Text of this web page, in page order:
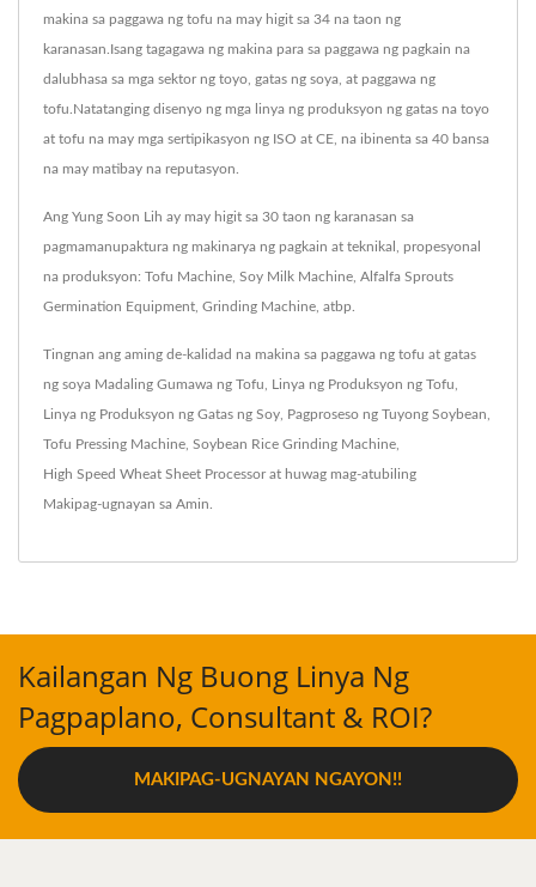
makina sa paggawa ng tofu na may higit sa 34 na taon ng
karanasan.Isang tagagawa ng makina para sa paggawa ng pagkain na
dalubhasa sa mga sektor ng toyo, gatas ng soya, at paggawa ng
tofu.Natatanging disenyo ng mga linya ng produksyon ng gatas na toyo
at tofu na may mga sertipikasyon ng ISO at CE, na ibinenta sa 40 bansa
na may matibay na reputasyon.
Ang Yung Soon Lih ay may higit sa 30 taon ng karanasan sa
pagmamanupaktura ng makinarya ng pagkain at teknikal, propesyonal
na produksyon: Tofu Machine, Soy Milk Machine, Alfalfa Sprouts
Germination Equipment, Grinding Machine, atbp.
Tingnan ang aming de-kalidad na makina sa paggawa ng tofu at gatas
ng soya Madaling Gumawa ng Tofu Linya ng Produksyon ng Tofu
Linya ng Produksyon ng Gatas ng Soy Pagproseso ng Tuyong Soybean
Tofu Pressing Machine Soybean Rice Grinding Machine
High Speed Wheat Sheet Processorat huwag mag-atubiling
Makipag-ugnayan sa Amin
Kailangan Ng Buong Linya Ng
Pagpaplano, Consultant & ROI?
MAKIPAG-UGNAYAN NGAYON!!